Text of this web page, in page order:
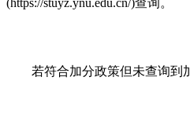
(https://stuyz.ynu.edu.cn/)查询。
若符合加分政策但未查询到加